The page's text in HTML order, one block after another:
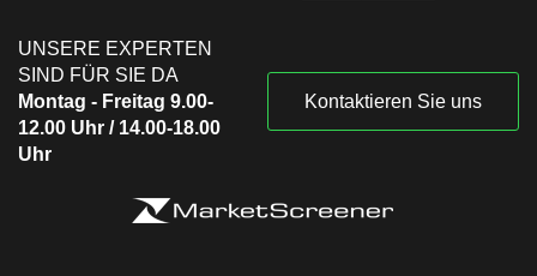
UNSERE EXPERTEN
SIND FÜR SIE DA
Montag - Freitag 9.00-
12.00 Uhr / 14.00-18.00
Uhr
Kontaktieren Sie uns